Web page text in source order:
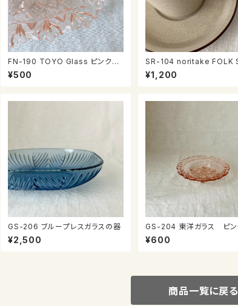
FN-190 TOYO Glass ピンクの
お皿
¥500
SR-104 noritake FOLK STON
E カップ＆ソーサー
¥1,200
GS-206 ブループレスガラスの器
¥2,500
GS-204 東洋ガラス ピンクガラ
スのプレート
¥600
商品一覧に戻る